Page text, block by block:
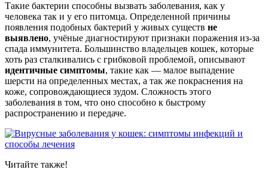
Такие бактерии способны вызвать заболевания, как у
человека так и у его питомца. Определенной причины
появления подобных бактерий у живых существ не
выявлено, учёные диагностируют признаки поражения из-за
спада иммунитета. Большинство владельцев кошек, которые
хоть раз сталкивались с грибковой проблемой, описывают
идентичные симптомы, такие как — малое выпадение
шерсти на определенных местах, а так же покраснения на
коже, сопровождающиеся зудом. Сложность этого
заболевания в том, что оно способно к быстрому
распространению и передаче.
Читайте также!